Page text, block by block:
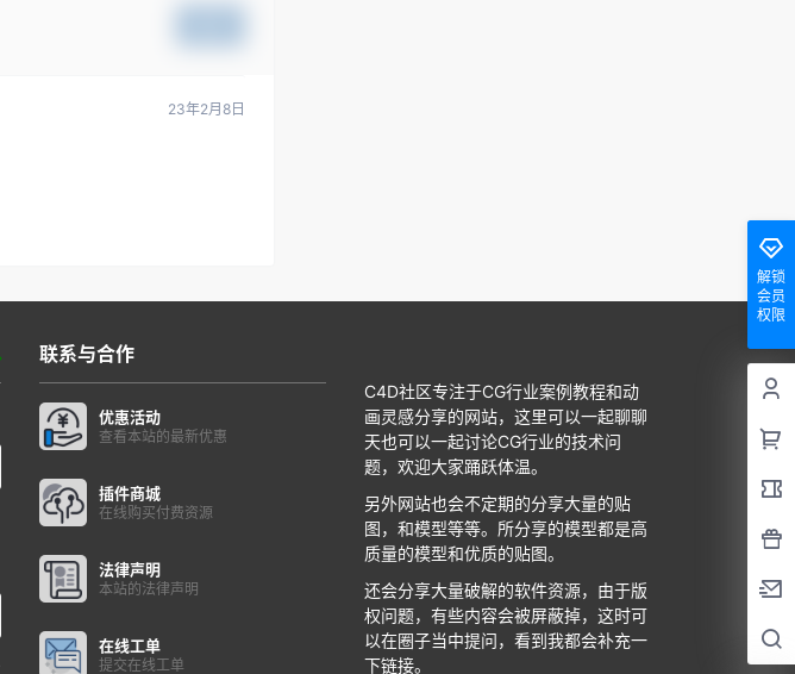
23年2月8日
解锁
会员
权限
联系与合作
优惠活动
查看本站的最新优惠
插件商城
在线购买付费资源
法律声明
本站的法律声明
在线工单
提交在线工单
C4D社区专注于CG行业案例教程和动
画灵感分享的网站，这里可以一起聊聊
天也可以一起讨论CG行业的技术问
题，欢迎大家踊跃体温。
另外网站也会不定期的分享大量的贴
图，和模型等等。所分享的模型都是高
质量的模型和优质的贴图。
还会分享大量破解的软件资源，由于版
权问题，有些内容会被屏蔽掉，这时可
以在圈子当中提问，看到我都会补充一
下链接。